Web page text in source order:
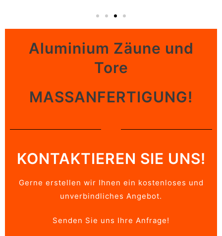
Aluminium Zäune und
Tore
MASSANFERTIGUNG!
KONTAKTIEREN SIE UNS!
Gerne erstellen wir Ihnen ein kostenloses und
unverbindliches Angebot.
Senden Sie uns Ihre Anfrage!